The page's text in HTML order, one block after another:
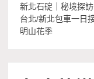
新北石碇｜秘境探
台北/新北包車一日
明山花季